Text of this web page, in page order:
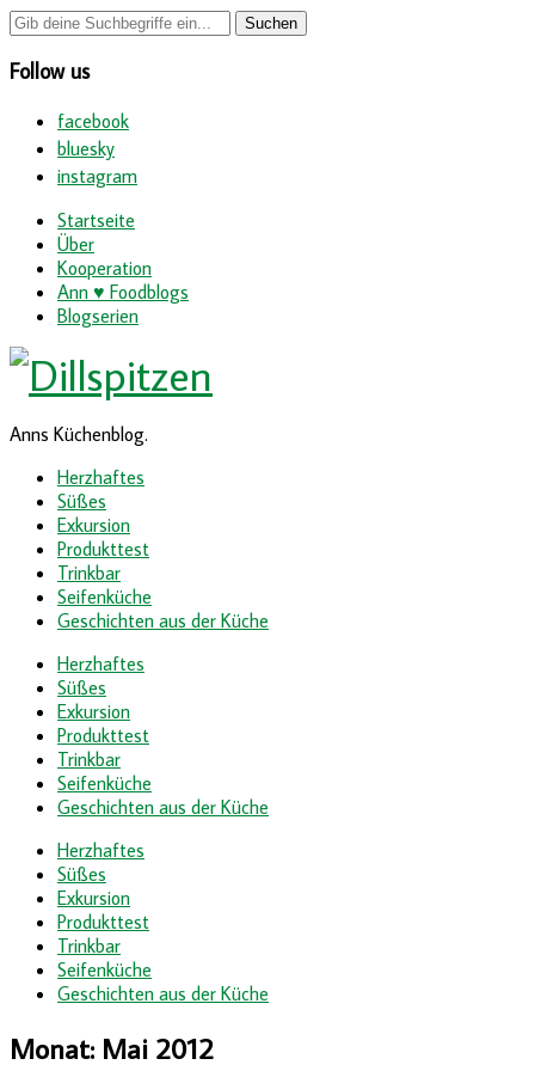
Follow us
facebook
bluesky
instagram
Startseite
Über
Kooperation
Ann ♥ Foodblogs
Blogserien
Anns Küchenblog.
Herzhaftes
Süßes
Exkursion
Produkttest
Trinkbar
Seifenküche
Geschichten aus der Küche
Herzhaftes
Süßes
Exkursion
Produkttest
Trinkbar
Seifenküche
Geschichten aus der Küche
Herzhaftes
Süßes
Exkursion
Produkttest
Trinkbar
Seifenküche
Geschichten aus der Küche
Monat: Mai 2012